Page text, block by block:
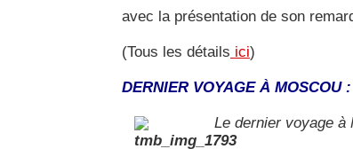
avec la présentation de son
(Tous les détails ici)
DERNIER VOYAGE À MOSCOU :
Le dernier voyage à